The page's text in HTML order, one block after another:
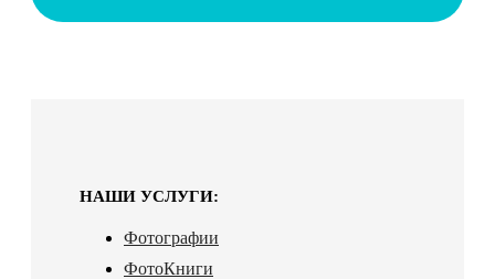
НАШИ УСЛУГИ:
Фотографии
ФотоКниги